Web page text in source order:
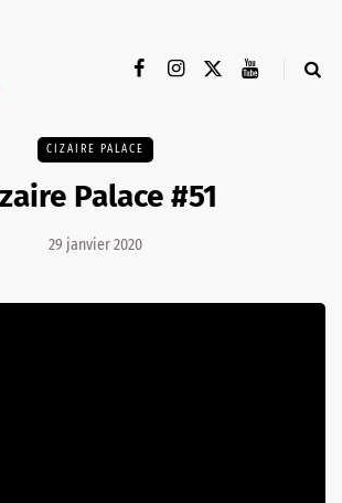
CIZAIRE PALACE
Palace #51
29 janvier 2020